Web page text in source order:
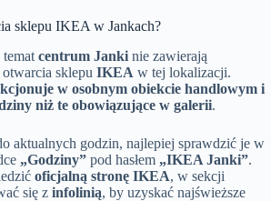
sklepu IKEA w Jankach?
centrum Janki nie zawierają
sklepu IKEA w tej lokalizacji.
w osobnym obiekcie handlowym i
niż te obowiązujące w galerii.
aktualnych godzin, najlepiej sprawdzić je w
„Godziny” pod hasłem „IKEA Janki”.
oficjalną stronę IKEA, w sekcji
się z infolinią, by uzyskać najświeższe